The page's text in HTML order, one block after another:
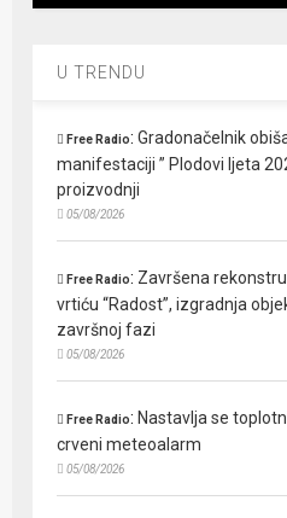
U TRENDU
Free Radio:Gradonačelnik
manifestaciji ” Plodovi ljeta
proizvodnji
05/08/2026
Free Radio: Završena
vrtiću “Radost”, izgradnja
završnoj fazi
05/08/2026
Free Radio: Nastavlja se
crveni meteoalarm
05/08/2026